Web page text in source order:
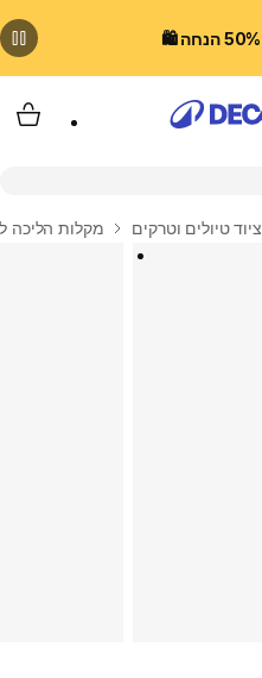
ציוד טיולים וטרקים מקלות הליכה